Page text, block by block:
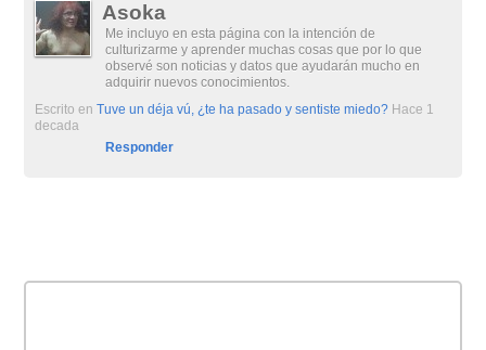
Asoka
Me incluyo en esta página con la intención de
culturizarme y aprender muchas cosas que por lo que
observé son noticias y datos que ayudarán mucho en
adquirir nuevos conocimientos.
Escrito enTuve un déja vú, ¿te ha pasado y sentiste miedo? Hace 1
decada
Responder